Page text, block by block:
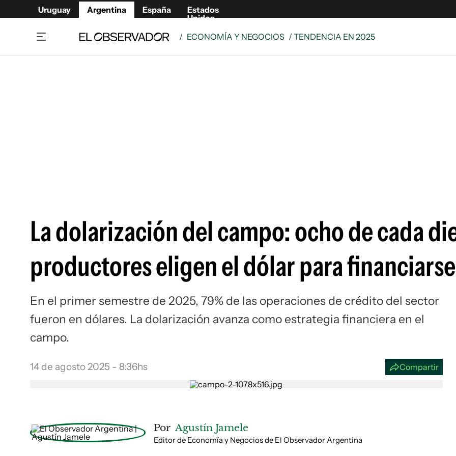
Uruguay Argentina España
Estados
Unidos
/ ECONOMÍA Y NEGOCIOS / TENDENCIA EN 2025
La dolarización del campo: ocho de cada
productores eligen el dólar para financiarse
En el primer semestre de 2025, 79% de las operaciones de crédito del sector
fueron en dólares. La dolarización avanza como estrategia financiera en el
campo.
14 de agosto 2025 - 8:36hs Compartir
Por Agustín Jamele
Editor de Economía y Negocios de El Observador Argentina